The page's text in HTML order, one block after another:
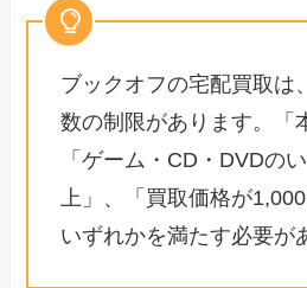
ブックオフの宅配買取は
数の制限があります。「
「ゲーム・CD・DVDの
上」、「買取価格が
いずれかを満たす必要が